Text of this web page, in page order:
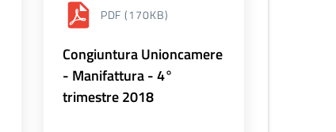
PDF (170KB)
Congiuntura Unioncamere
- Manifattura - 4°
trimestre 2018